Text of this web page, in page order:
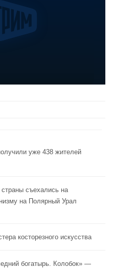
уже 438 жителей
съехались на
на Полярный Урал
косторезного искусства
богатырь. Колобок» —